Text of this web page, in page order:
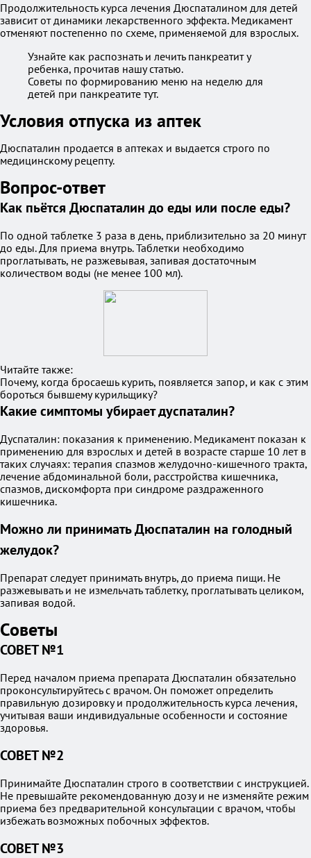
Продолжительность курса лечения Дюспаталином для детей
зависит от динамики лекарственного эффекта. Медикамент
отменяют постепенно по схеме, применяемой для взрослых.
Узнайте как распознать и лечить панкреатит у
ребенка, прочитав нашу статью.
Советы по формированию меню на неделю для
детей при панкреатите тут.
Условия отпуска из аптек
Дюспаталин продается в аптеках и выдается строго по
медицинскому рецепту.
Вопрос-ответ
Как пьётся Дюспаталин до еды или после еды?
По одной таблетке 3 раза в день, приблизительно за 20 минут
до еды. Для приема внутрь. Таблетки необходимо
проглатывать, не разжевывая, запивая достаточным
количеством воды (не менее 100 мл).
Читайте также:
Почему, когда бросаешь курить, появляется запор, и как с этим
бороться бывшему курильщику?
Какие симптомы убирает дуспаталин?
Дуспаталин: показания к применению. Медикамент показан к
применению для взрослых и детей в возрасте старше 10 лет в
таких случаях: терапия спазмов желудочно-кишечного тракта,
лечение абдоминальной боли, расстройства кишечника,
спазмов, дискомфорта при синдроме раздраженного
кишечника.
Можно ли принимать Дюспаталин на голодный
желудок?
Препарат следует принимать внутрь, до приема пищи. Не
разжевывать и не измельчать таблетку, проглатывать целиком,
запивая водой.
Советы
СОВЕТ №1
Перед началом приема препарата Дюспаталин обязательно
проконсультируйтесь с врачом. Он поможет определить
правильную дозировку и продолжительность курса лечения,
учитывая ваши индивидуальные особенности и состояние
здоровья.
СОВЕТ №2
Принимайте Дюспаталин строго в соответствии с инструкцией.
Не превышайте рекомендованную дозу и не изменяйте режим
приема без предварительной консультации с врачом, чтобы
избежать возможных побочных эффектов.
СОВЕТ №3